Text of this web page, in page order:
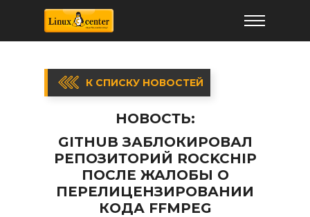
К СПИСКУ НОВОСТЕЙ
НОВОСТЬ:
GITHUB ЗАБЛОКИРОВАЛ
РЕПОЗИТОРИЙ ROCKCHIP
ПОСЛЕ ЖАЛОБЫ О
ПЕРЕЛИЦЕНЗИРОВАНИИ
КОДА FFMPEG